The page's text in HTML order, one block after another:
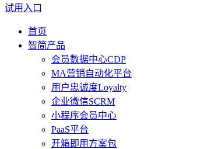
试用入口
首页
智简产品
会员数据中心CDP
MA营销自动化平台
用户忠诚度Loyalty
企业微信SCRM
小程序会员中心
PaaS平台
开箱即用方案包